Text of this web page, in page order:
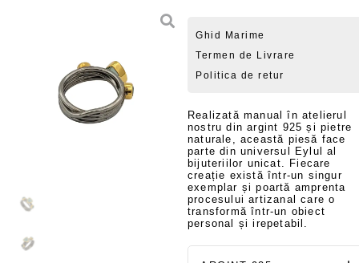
Ghid Marime
Termen de Livrare
Politica de retur
Realizată manual în atelierul
nostru din argint 925 și pietre
naturale, această piesă face
parte din universul Eylul al
bijuteriilor unicat. Fiecare
creație există într-un singur
exemplar și poartă amprenta
procesului artizanal care o
transformă într-un obiect
personal și irepetabil.